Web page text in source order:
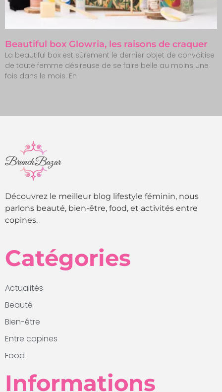
Beautiful box Glowria, les raisons de craquer
La beautiful box est sûrement le dernier objet de convoitise
de toute femme désireuse de se faire belle au moins une
fois dans le mois. En
Découvrez le meilleur blog lifestyle féminin, nous
parlons beauté, bien-être, food, et activités entre
copines.
Catégories
Actualités
Beauté
Bien-être
Entre copines
Food
Informations